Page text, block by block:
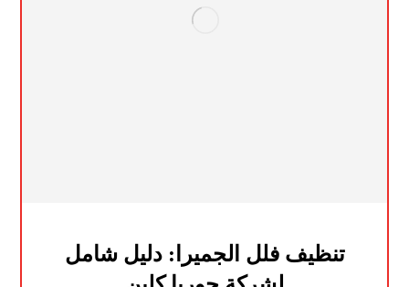
تنظيف فلل الجميرا: دليل شامل